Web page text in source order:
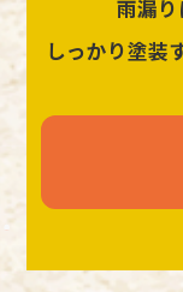
雨漏り
しっかり塗装